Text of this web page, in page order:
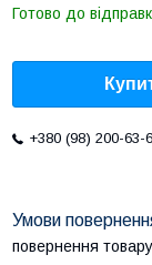
Готово до
+380 (98) 200-63-
повернення